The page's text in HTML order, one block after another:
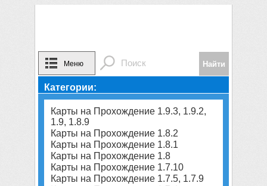
Меню
Категории:
Карты на Прохождение 1.9.3, 1.9.2,
1.9, 1.8.9
Карты на Прохождение 1.8.2
Карты на Прохождение 1.8.1
Карты на Прохождение 1.8
Карты на Прохождение 1.7.10
Карты на Прохождение 1.7.5, 1.7.9